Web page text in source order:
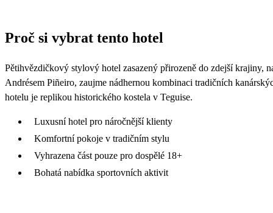
Proč si vybrat tento hotel
Pětihvězdičkový stylový hotel zasazený přirozeně do zdejší krajiny,
Andrésem Piñeiro, zaujme nádhernou kombinaci tradičních
hotelu je replikou historického kostela v Teguise.
Luxusní hotel pro náročnější klienty
Komfortní pokoje v tradičním stylu
Vyhrazena část pouze pro dospělé 18+
Bohatá nabídka sportovních aktivit